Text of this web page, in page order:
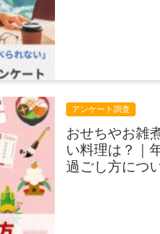
おせちやお雑
い料理は？｜
過ごし方につ
アンケート調査